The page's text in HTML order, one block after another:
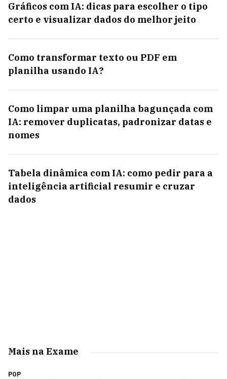
Gráficos com IA: dicas para escolher o tipo
certo e visualizar dados do melhor jeito
Como transformar texto ou PDF em
planilha usando IA?
Como limpar uma planilha bagunçada com
IA: remover duplicatas, padronizar datas e
nomes
Tabela dinâmica com IA: como pedir para a
inteligência artificial resumir e cruzar
dados
Mais na Exame
POP